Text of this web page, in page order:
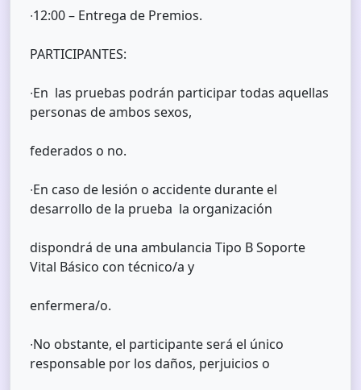
∙12:00 – Entrega de Premios.
PARTICIPANTES:
∙En las pruebas podrán participar todas aquellas
personas de ambos sexos,
federados o no.
∙En caso de lesión o accidente durante el
desarrollo de la prueba la organización
dispondrá de una ambulancia Tipo B Soporte
Vital Básico con técnico/a y
enfermera/o.
∙No obstante, el participante será el único
responsable por los daños, perjuicios o